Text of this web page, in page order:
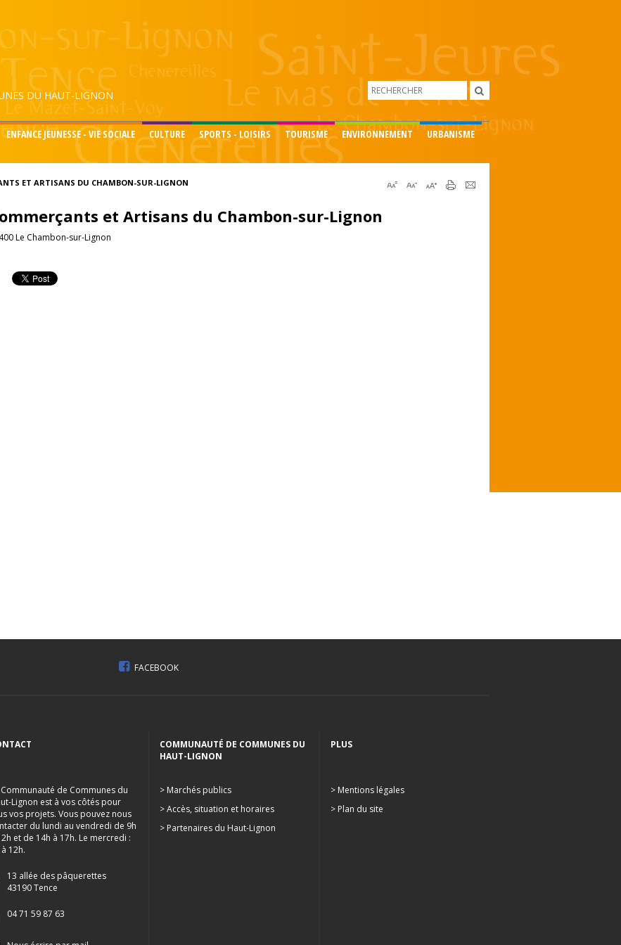
DU HAUT-LIGNON
ENFANCE JEUNESSE - VIE SOCIALE CULTURE SPORTS - LOISIRS TOURISME ENVIRONNEMENT URBANISME
ET ARTISANS DU CHAMBON-SUR-LIGNON
et Artisans du Chambon-sur-Lignon
Le Chambon-sur-Lignon
FACEBOOK
Communauté de Communes du
Lignon est à vos côtés pour
vos projets. Vous pouvez nous
du lundi au vendredi de 9h
et de 14h à 17h. Le mercredi :
12h.
13 allée des pâquerettes
43190 Tence
04 71 59 87 63
COMMUNAUTÉ DE COMMUNES DU
HAUT-LIGNON
> Marchés publics
> Accès, situation et horaires
> Partenaires du Haut-Lignon
PLUS
> Mentions légales
> Plan du site